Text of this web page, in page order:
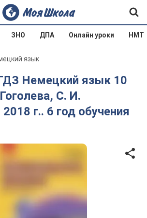
ЗНО ДПА Онлайн уроки НМТ
язык
Немецкий язык 10
С. И.
г.. 6 год обучения